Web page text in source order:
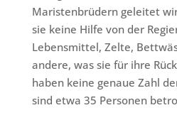
Maristenbrüdern geleitet
sie keine Hilfe von der
Lebensmittel, Zelte,
andere, was sie für ihre
haben keine genaue Zahl
sind etwa 35 Personen